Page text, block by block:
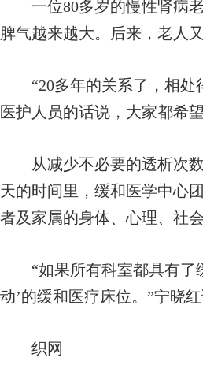
一位80多岁的慢性肾病老
脾气越来越大。后来，老人
“20多年的关系了，相处
医护人员的话说，大家都希
从减少不必要的透析次数
天的时间里，缓和医学中心
者及家属的身体、心理、社
“如果所有科室都具有了缓
动’的缓和医疗床位。”宁晓红
织网